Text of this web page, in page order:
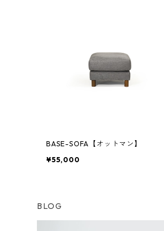
BASE-SOFA【オットマン】
¥55,000
BLOG